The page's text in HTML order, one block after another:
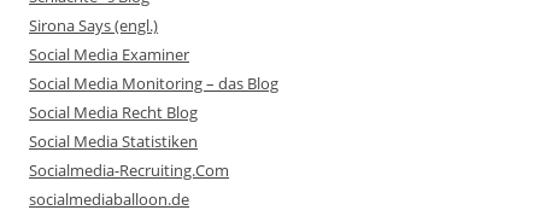
Sirona Says (engl.)
Social Media Examiner
Social Media Monitoring – das Blog
Social Media Recht Blog
Social Media Statistiken
Socialmedia-Recruiting.Com
socialmediaballoon.de